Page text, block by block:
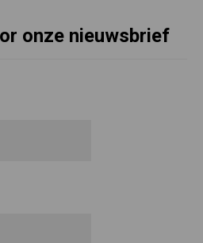
onze nieuwsbrief